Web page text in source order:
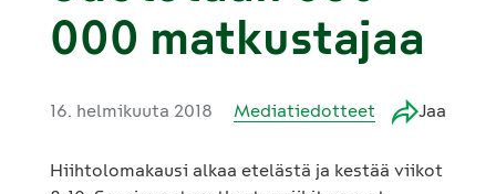
000 matkustajaa
16. helmikuuta 2018 Mediatiedotteet Jaa
Hiihtolomakausi alkaa etelästä ja kestää viikot